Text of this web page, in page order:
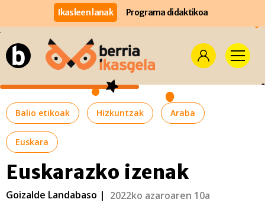
Ikasleen lanak Programa didaktikoa
Balio etikoak Hizkuntzak Araba
Euskara
Euskarazko izenak
Goizalde Landabaso | 2022ko azaroaren 10a